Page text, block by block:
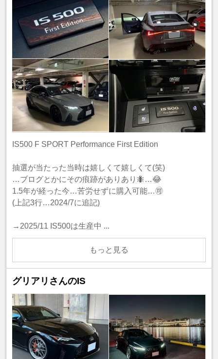
IS500 F SPORT Performance First Edition
抽選が当たった当時は嬉しくて嬉しくて(笑)
…ブログとかにその痕跡がありあり🐜…😂
1.5年が経った今…苦労せずに購入可能…🉑
(上記3行…2024/7に追記)
→2025/11 IS500は生産中 ...
もっと見る
グリアリさんのIS